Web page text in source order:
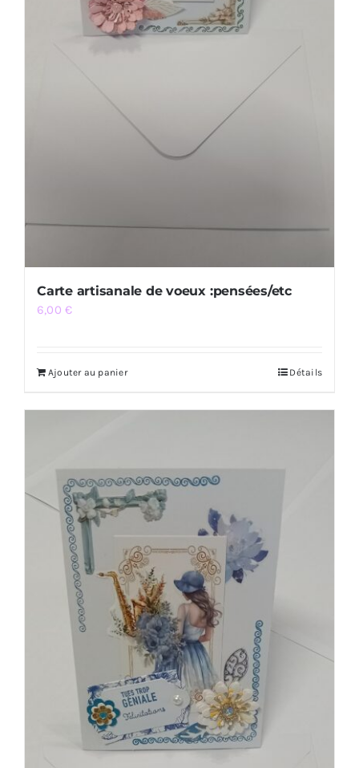
Carte artisanale de voeux :pensées/etc
6,00€
Ajouter au panier Détails